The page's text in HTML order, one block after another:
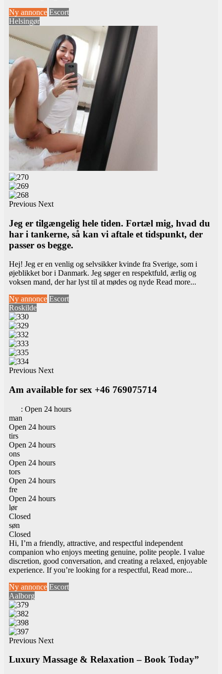
Ny annonce Escort
Helsingør
Previous Next
Jeg er tilgængelig hele tiden. Fortæl mig, hvad du
har i tankerne, så kan vi aftale et tidspunkt, der
passer os begge.
Hej! Jeg er en venlig og selvsikker kvinde fra Sverige, som i
øjeblikket bor i Danmark. Jeg søger en respektfuld, ærlig og
voksen mand, der har lyst til at mødes og nyde Read more...
Ny annonce Escort
Roskilde
Previous Next
Am available for sex +46 769075714
: Open 24 hours
man
Open 24 hours
tirs
Open 24 hours
ons
Open 24 hours
tors
Open 24 hours
fre
Open 24 hours
lør
Closed
søn
Closed
Hi, I’m a friendly, attractive, and respectful independent
companion who enjoys meeting genuine, polite people. I value
discretion, good conversation, and creating a relaxed, enjoyable
experience. If you’re looking for a respectful, Read more...
Ny annonce Escort
Aalborg
Previous Next
Luxury Massage & Relaxation – Book Today”